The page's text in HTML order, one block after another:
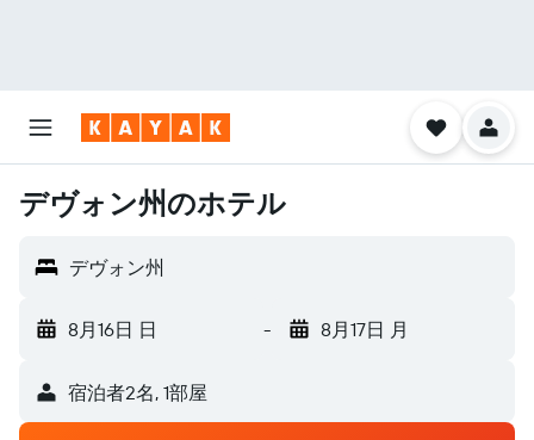
デヴォン州のホテル
デヴォン州
8月16日 日 - 8月17日 月
宿泊者2名, 1​部屋